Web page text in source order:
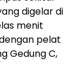
digelar di
menit
pelat
Gedung C,